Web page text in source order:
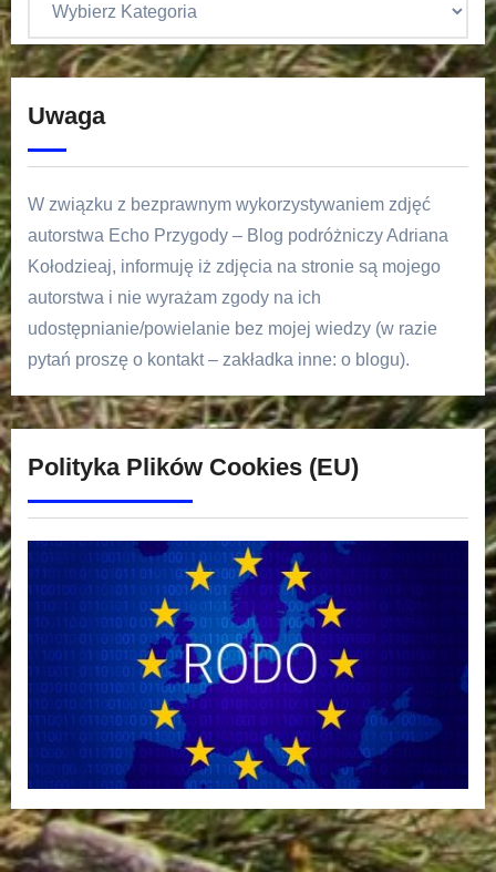
Uwaga
W związku z bezprawnym wykorzystywaniem zdjęć
autorstwa Echo Przygody – Blog podróżniczy Adriana
Kołodzieaj, informuję iż zdjęcia na stronie są mojego
autorstwa i nie wyrażam zgody na ich
udostępnianie/powielanie bez mojej wiedzy (w razie
pytań proszę o kontakt – zakładka inne: o blogu).
Polityka Plików Cookies (EU)